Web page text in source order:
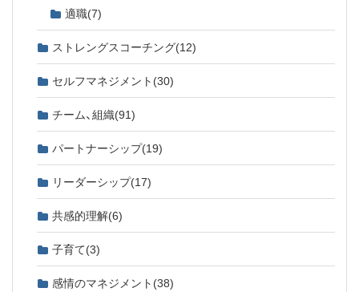
適職(7)
ストレングスコーチング(12)
セルフマネジメント (30)
チーム、組織(91)
パートナーシップ(19)
リーダーシップ(17)
共感的理解(6)
子育て(3)
感情のマネジメント (38)